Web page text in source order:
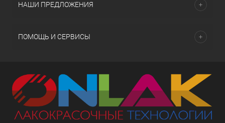
НАШИ ПРЕДЛОЖЕНИЯ
ПОМОЩЬ И СЕРВИСЫ